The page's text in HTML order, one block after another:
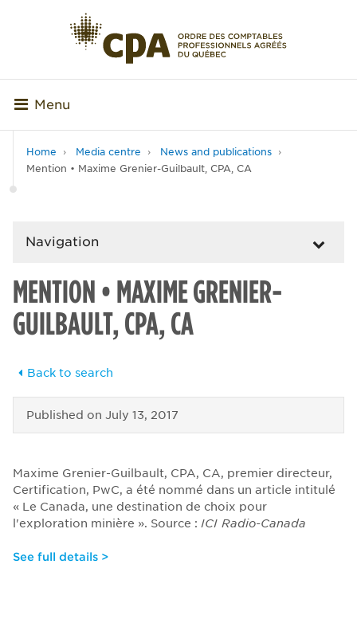
Menu
Home Media centre
News and publications
Mention • Maxime Grenier-Guilbault, CPA, CA
Navigation
MENTION • MAXIME GRENIER-
GUILBAULT, CPA, CA
Back to search
Published on July 13, 2017
Maxime Grenier-Guilbault, CPA, CA, premier directeur,
Certification, PwC, a été nommé dans un article intitulé
« Le Canada, une destination de choix pour
l'exploration minière ». Source : ICI Radio-Canada
See full details >